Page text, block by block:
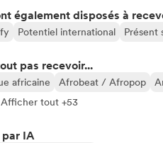
également disposés à
Potentiel international Présent
pas recevoir...
africaine Afrobeat / Afropop
Afficher tout +53
par IA